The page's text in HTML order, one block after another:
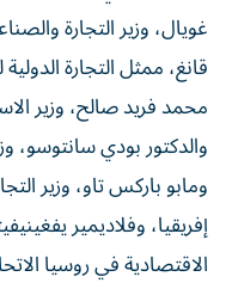
غويال، وزير التجارة
قانغ، ممثل التجارة
محمد فريد صالح، وزير
والدكتور بودي سانتوسو،
ومابو باركس تاو، وزير
إفريقيا، وفلاديمير
الاقتصادية في روسيا